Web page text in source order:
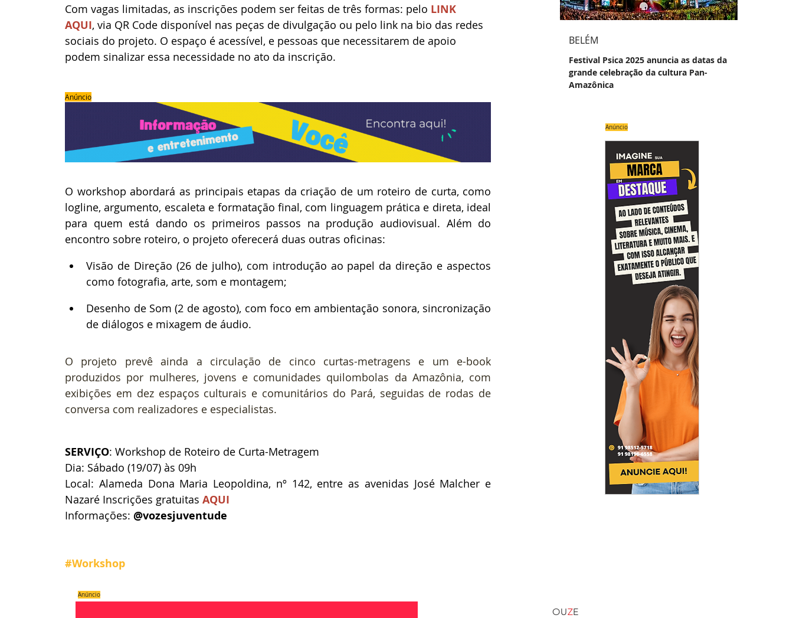
Com vagas limitadas, as inscrições podem ser feitas de três formas: pelo LINK
AQUI, via QR Code disponível nas peças de divulgação ou pelo link na bio das redes
sociais do projeto. O espaço é acessível, e pessoas que necessitarem de apoio
podem sinalizar essa necessidade no ato da inscrição.
Anúncio
O workshop abordará as principais etapas da criação de um roteiro de curta, como
logline, argumento, escaleta e formatação final, com linguagem prática e direta, ideal
para quem está dando os primeiros passos na produção audiovisual. Além do
encontro sobre roteiro, o projeto oferecerá duas outras oficinas:
Visão de Direção (26 de julho), com introdução ao papel da direção e aspectos
como fotografia, arte, som e montagem;
Desenho de Som (2 de agosto), com foco em ambientação sonora, sincronização
de diálogos e mixagem de áudio.
O projeto prevê ainda a circulação de cinco curtas-metragens e um e-book
produzidos por mulheres, jovens e comunidades quilombolas da Amazônia, com
exibições em dez espaços culturais e comunitários do Pará, seguidas de rodas de
conversa com realizadores e especialistas.
SERVIÇO: Workshop de Roteiro de Curta-Metragem
Dia: Sábado (19/07) às 09h
Local: Alameda Dona Maria Leopoldina, nº 142, entre as avenidas José Malcher e
Nazaré Inscrições gratuitas AQUI
Informações: @vozesjuventude
#Workshop
BELÉM
Festival Psica 2025 anuncia as datas da
grande celebração da cultura Pan-
Amazônica
Anúncio
OUZE
Anúncio